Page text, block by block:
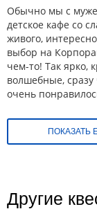
Обычно мы с
детское кафе со
живого,
выбор на
чем-то! Так ярко,
волшебные, сразу
очень
ПОКАЗАТЬ
Другие